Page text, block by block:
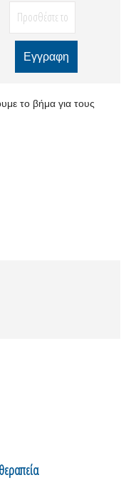
το βήμα για τους